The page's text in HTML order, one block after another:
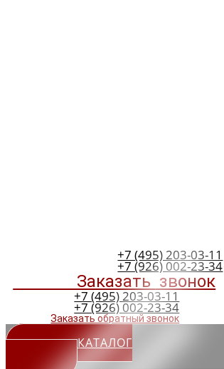
+7 (495) 203-03-11
+7 (926) 002-23-34
Заказать звонок
+7 (495) 203-03-11
+7 (926) 002-23-34
Заказать обратный звонок
КАТАЛОГ